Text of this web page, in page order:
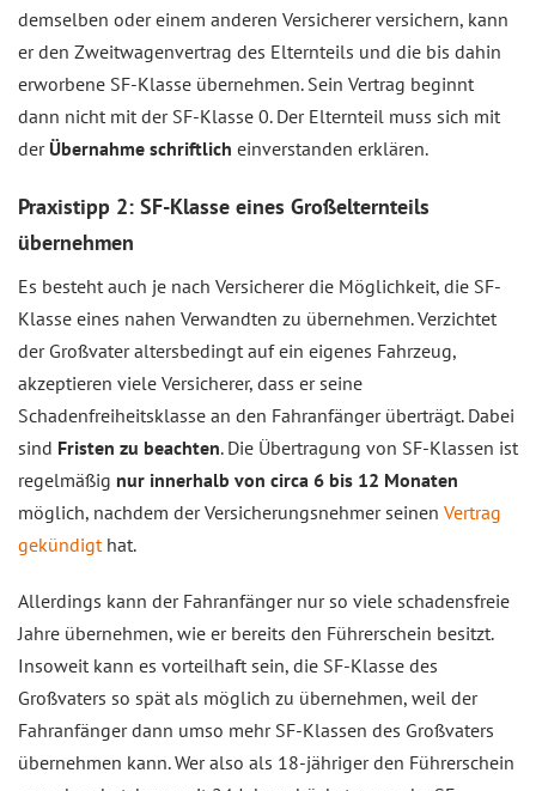
demselben oder einem anderen Versicherer versichern, kann
er den Zweitwagenvertrag des Elternteils und die bis dahin
erworbene SF-Klasse übernehmen. Sein Vertrag beginnt
dann nicht mit der SF-Klasse 0. Der Elternteil muss sich mit
der Übernahme schriftlich einverstanden erklären.
Praxistipp 2: SF-Klasse eines Großelternteils
übernehmen
Es besteht auch je nach Versicherer die Möglichkeit, die SF-
Klasse eines nahen Verwandten zu übernehmen. Verzichtet
der Großvater altersbedingt auf ein eigenes Fahrzeug,
akzeptieren viele Versicherer, dass er seine
Schadenfreiheitsklasse an den Fahranfänger überträgt. Dabei
sind Fristen zu beachten. Die Übertragung von SF-Klassen ist
regelmäßig nur innerhalb von circa 6 bis 12 Monaten
möglich, nachdem der Versicherungsnehmer seinen Vertrag
gekündigthat.
Allerdings kann der Fahranfänger nur so viele schadensfreie
Jahre übernehmen, wie er bereits den Führerschein besitzt.
Insoweit kann es vorteilhaft sein, die SF-Klasse des
Großvaters so spät als möglich zu übernehmen, weil der
Fahranfänger dann umso mehr SF-Klassen des Großvaters
übernehmen kann. Wer also als 18-jähriger den Führerschein